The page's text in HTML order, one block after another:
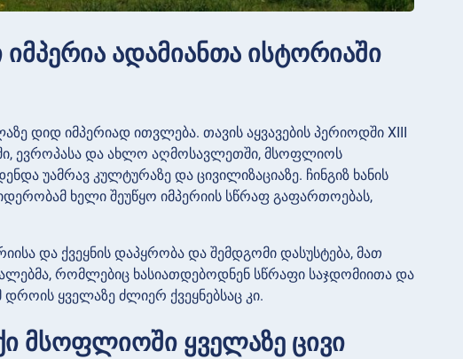
ადამიანთა ისტორიაში
დიდ იმპერიად ითვლება. თავის აყვავების პერიოდში XIII
ევროპასა და ახლო აღმოსავლეთში, მსოფლიოს
უამრავ კულტურაზე და ცივილიზაციაზე. ჩინგიზ ხანის
ხელი შეუწყო იმპერიის სწრაფ გაფართოებას,
და ქვეყნის დაპყრობა და შემდგომი დასუსტება, მათ
რომლებიც ხასიათდებოდნენ სწრაფი საჯდომიითა და
დროის ყველაზე ძლიერ ქვეყნებსაც კი.
მსოფლიოში ყველაზე ცივი